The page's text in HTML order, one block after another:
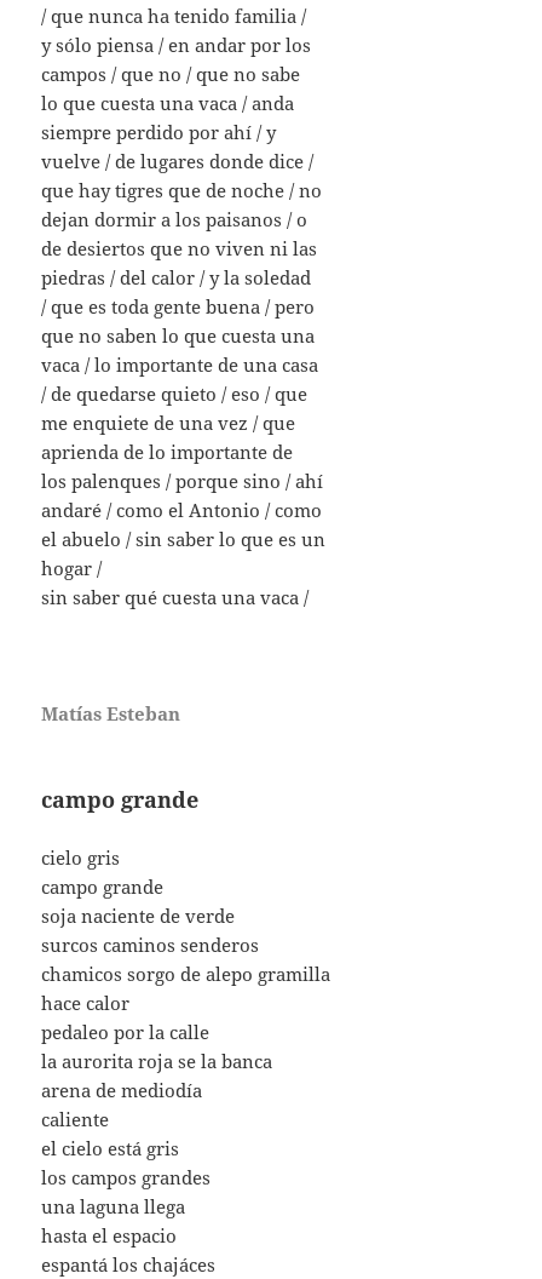
/ que nunca ha tenido familia /
y sólo piensa / en andar por los
campos / que no / que no sabe
lo que cuesta una vaca / anda
siempre perdido por ahí / y
vuelve / de lugares donde dice /
que hay tigres que de noche / no
dejan dormir a los paisanos / o
de desiertos que no viven ni las
piedras / del calor / y la soledad
/ que es toda gente buena / pero
que no saben lo que cuesta una
vaca / lo importante de una casa
/ de quedarse quieto / eso / que
me enquiete de una vez / que
aprienda de lo importante de
los palenques / porque sino / ahí
andaré / como el Antonio / como
el abuelo / sin saber lo que es un
hogar /
sin saber qué cuesta una vaca /
Matías Esteban
campo grande
cielo gris
campo grande
soja naciente de verde
surcos caminos senderos
chamicos sorgo de alepo gramilla
hace calor
pedaleo por la calle
la aurorita roja se la banca
arena de mediodía
caliente
el cielo está gris
los campos grandes
una laguna llega
hasta el espacio
espantá los chajáces